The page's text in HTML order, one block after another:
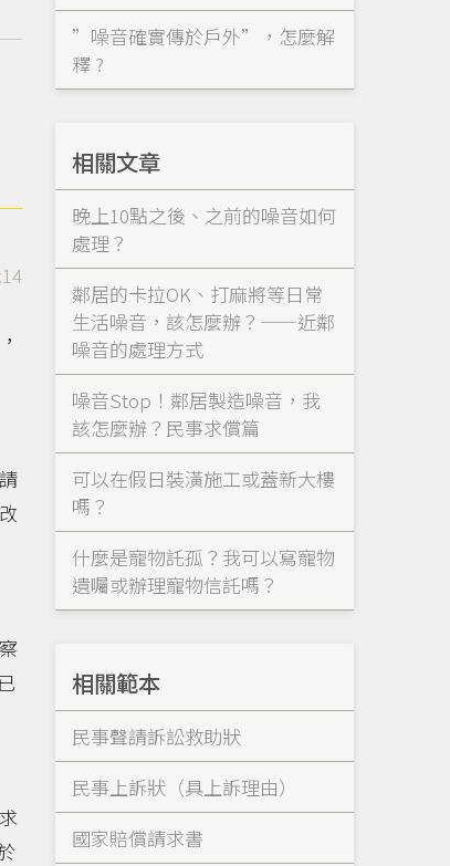
”噪音確實傳於戶外”，怎麼解
釋 ?
相關文章
晚上10點之後、之前的噪音如何
處理？
鄰居的卡拉OK、打麻將等日常
生活噪音，該怎麼辦？——近鄰
噪音的處理方式
噪音Stop！鄰居製造噪音，我
該怎麼辦？民事求償篇
可以在假日裝潢施工或蓋新大樓
嗎？
什麼是寵物託孤？我可以寫寵物
遺囑或辦理寵物信託嗎？
相關範本
民事聲請訴訟救助狀
民事上訴狀（具上訴理由）
國家賠償請求書